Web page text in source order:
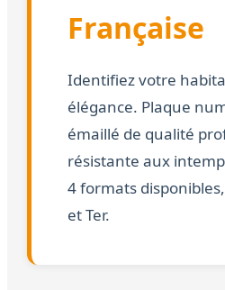
Française
Identifiez votre
élégance. Plaque
émaillé de qualité
résistante aux
4 formats
et Ter.